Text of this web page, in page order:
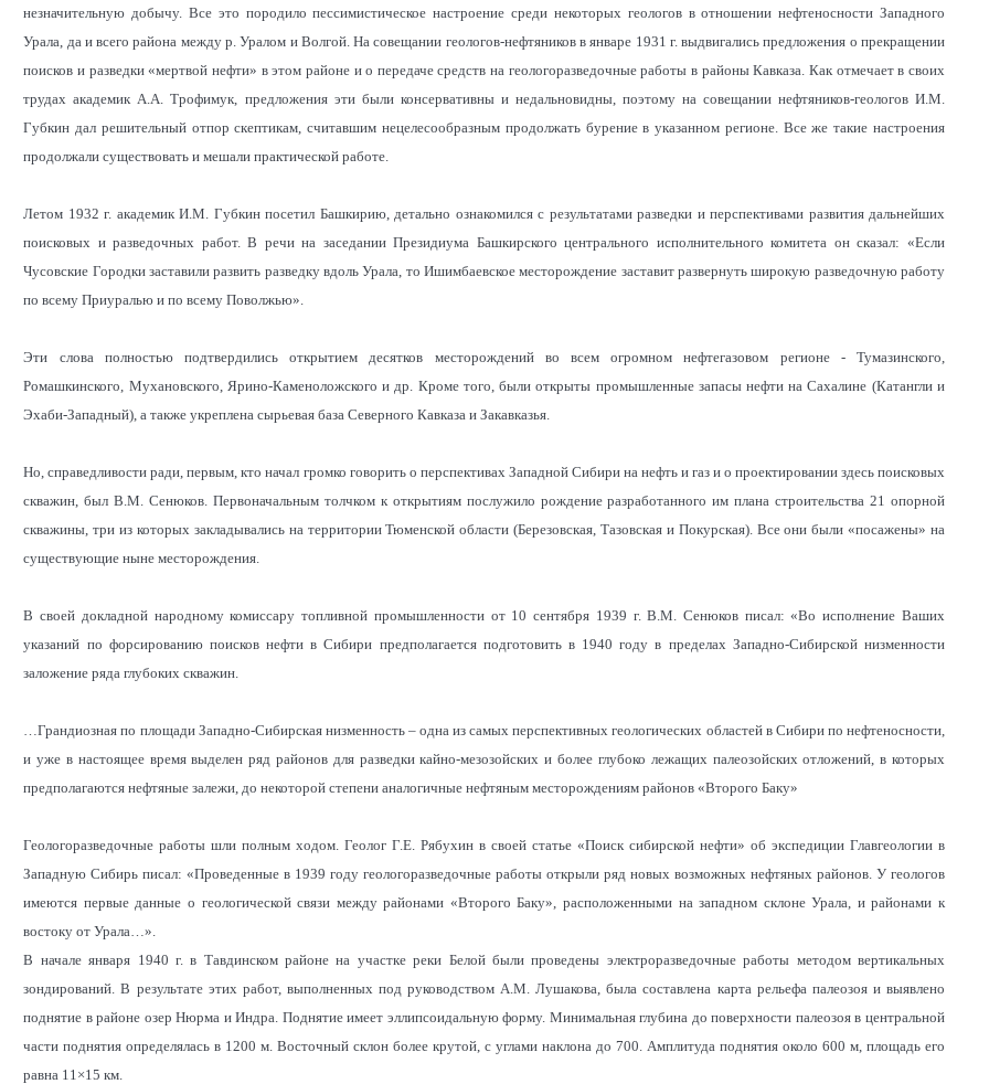
незначительную добычу. Все это породило пессимистическое настроение среди некоторых геологов в отношении нефтеносности Западного
Урала, да и всего района между р. Уралом и Волгой. На совещании геологов-нефтяников в январе 1931 г. выдвигались предложения о прекращении
поисков и разведки «мертвой нефти» в этом районе и о передаче средств на геологоразведочные работы в районы Кавказа. Как отмечает в своих
трудах академик А.А. Трофимук, предложения эти были консервативны и недальновидны, поэтому на совещании нефтяников-геологов И.М.
Губкин дал решительный отпор скептикам, считавшим нецелесообразным продолжать бурение в указанном регионе. Все же такие настроения
продолжали существовать и мешали практической работе.
Летом 1932 г. академик И.М. Губкин посетил Башкирию, детально ознакомился с результатами разведки и перспективами развития дальнейших
поисковых и разведочных работ. В речи на заседании Президиума Башкирского центрального исполнительного комитета он сказал: «Если
Чусовские Городки заставили развить разведку вдоль Урала, то Ишимбаевское месторождение заставит развернуть широкую разведочную работу
по всему Приуралью и по всему Поволжью».
Эти слова полностью подтвердились открытием десятков месторождений во всем огромном нефтегазовом регионе - Тумазинского,
Ромашкинского, Мухановского, Ярино-Каменоложского и др. Кроме того, были открыты промышленные запасы нефти на Сахалине (Катангли и
Эхаби-Западный), а также укреплена сырьевая база Северного Кавказа и Закавказья.
Но, справедливости ради, первым, кто начал громко говорить о перспективах Западной Сибири на нефть и газ и о проектировании здесь поисковых
скважин, был В.М. Сенюков. Первоначальным толчком к открытиям послужило рождение разработанного им плана строительства 21 опорной
скважины, три из которых закладывались на территории Тюменской области (Березовская, Тазовская и Покурская). Все они были «посажены» на
существующие ныне месторождения.
В своей докладной народному комиссару топливной промышленности от 10 сентября 1939 г. В.М. Сенюков писал: «Во исполнение Ваших
указаний по форсированию поисков нефти в Сибири предполагается подготовить в 1940 году в пределах Западно-Сибирской низменности
заложение ряда глубоких скважин.
…Грандиозная по площади Западно-Сибирская низменность – одна из самых перспективных геологических областей в Сибири по нефтеносности,
и уже в настоящее время выделен ряд районов для разведки кайно-мезозойских и более глубоко лежащих палеозойских отложений, в которых
предполагаются нефтяные залежи, до некоторой степени аналогичные нефтяным месторождениям районов «Второго Баку»
Геологоразведочные работы шли полным ходом. Геолог Г.Е. Рябухин в своей статье «Поиск сибирской нефти» об экспедиции Главгеологии в
Западную Сибирь писал: «Проведенные в 1939 году геологоразведочные работы открыли ряд новых возможных нефтяных районов. У геологов
имеются первые данные о геологической связи между районами «Второго Баку», расположенными на западном склоне Урала, и районами к
востоку от Урала…».
В начале января 1940 г. в Тавдинском районе на участке реки Белой были проведены электроразведочные работы методом вертикальных
зондирований. В результате этих работ, выполненных под руководством А.М. Лушакова, была составлена карта рельефа палеозоя и выявлено
поднятие в районе озер Нюрма и Индра. Поднятие имеет эллипсоидальную форму. Минимальная глубина до поверхности палеозоя в центральной
части поднятия определялась в 1200 м. Восточный склон более крутой, с углами наклона до 700. Амплитуда поднятия около 600 м, площадь его
равна 11×15 км.